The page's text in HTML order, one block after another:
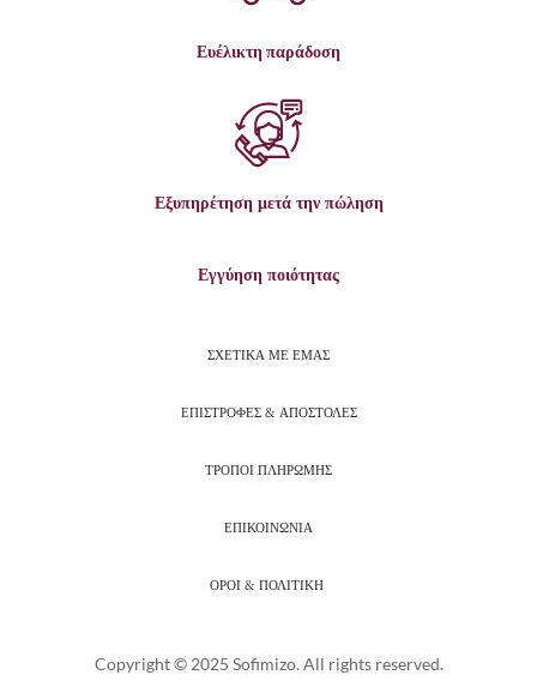
Ευέλικτη παράδοση
Εξυπηρέτηση μετά την πώληση
Εγγύηση ποιότητας
ΣΧΕΤΙΚΑ ΜΕ ΕΜΑΣ
ΕΠΙΣΤΡΟΦΕΣ & ΑΠΟΣΤΟΛΕΣ
ΤΡΟΠΟΙ ΠΛΗΡΩΜΗΣ
ΕΠΙΚΟΙΝΩΝΙΑ
ΟΡΟΙ & ΠΟΛΙΤΙΚΗ
Copyright © 2025 Sofimizo. All rights reserved.